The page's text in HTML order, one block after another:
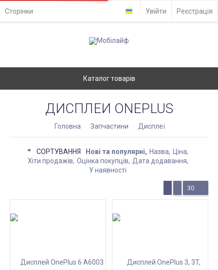
Сторінки Увійти Реєстрація
Каталог товарів
ДИСПЛЕИ ONEPLUS
Головна Запчастини Дисплеї
СОРТУВАННЯ Нові та популярні Назва
Ціна
Хіти продажів Оцінка покупців
Дата додавання
У наявності
30